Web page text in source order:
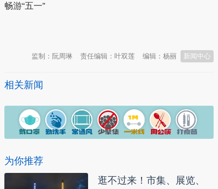
畅游“五一”
新闻中心
编辑：杨丽
责任编辑：叶双莲
监制：阮周琳
相关新闻
为你推荐
逛不过来！市集、展览、